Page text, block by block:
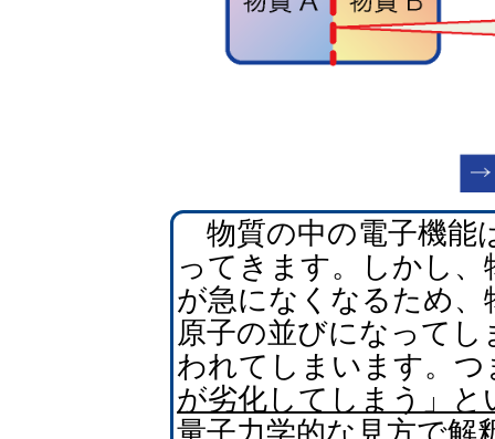
物質の中の電子機能
ってきます。しかし
が急になくなるため
原子の並びになって
われてしまいます。つ
が劣化してしまう」と